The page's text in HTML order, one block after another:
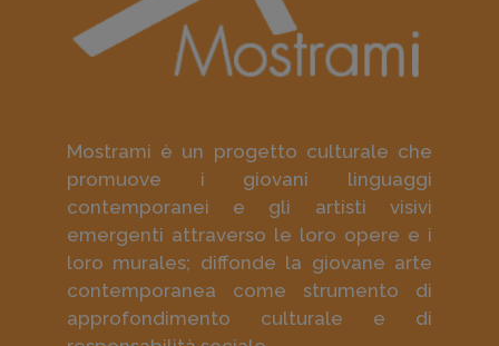
Mostrami è un progetto culturale che
promuove i giovani linguaggi
contemporanei e gli artisti visivi
emergenti attraverso le loro opere e i
loro murales; diffonde la giovane arte
contemporanea come strumento di
approfondimento culturale e di